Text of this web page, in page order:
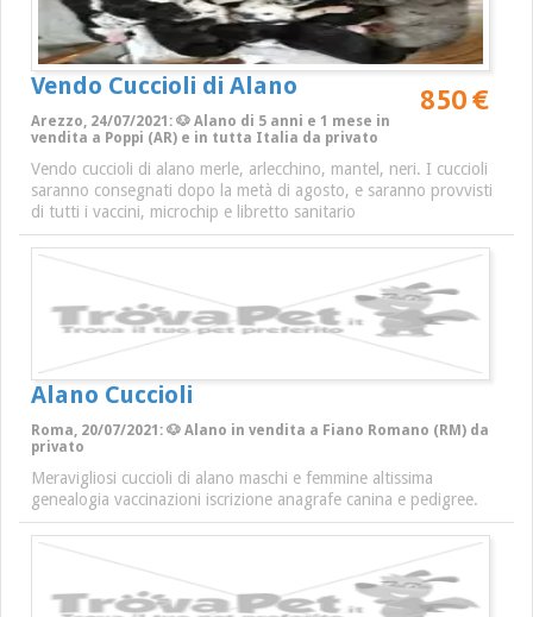
Vendo Cuccioli di Alano 850 €
Arezzo, 24/07/2021: 🐶 Alano di 5 anni e 1 mese in
vendita a Poppi (AR) e in tutta Italia da privato
Vendo cuccioli di alano merle, arlecchino, mantel, neri. I cuccioli
saranno consegnati dopo la metà di agosto, e saranno provvisti
di tutti i vaccini, microchip e libretto sanitario
Alano Cuccioli
Roma, 20/07/2021: 🐶 Alano in vendita a Fiano Romano (RM) da
privato
Meravigliosi cuccioli di alano maschi e femmine altissima
genealogia vaccinazioni iscrizione anagrafe canina e pedigree.